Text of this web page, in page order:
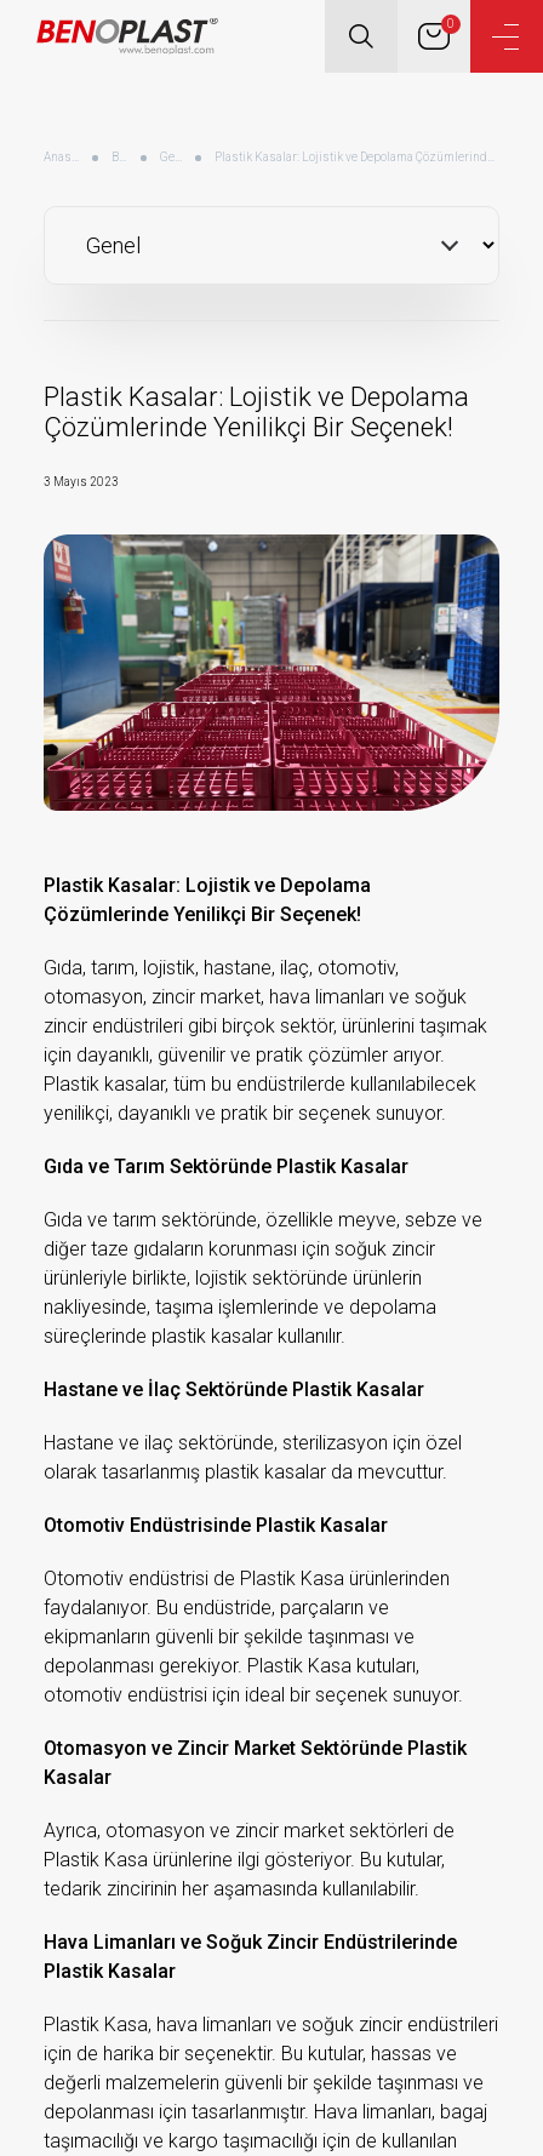
0
Blog Genel
Plastik Kasalar: Lojistik ve Depolama
Çözümlerinde Yenilikçi Bir Seçenek!
3 Mayıs 2023
Plastik Kasalar: Lojistik ve Depolama
Çözümlerinde Yenilikçi Bir Seçenek!
Gıda, tarım, lojistik, hastane, ilaç, otomotiv,
otomasyon, zincir market, hava limanları ve soğuk
zincir endüstrileri gibi birçok sektör, ürünlerini taşımak
için dayanıklı, güvenilir ve pratik çözümler arıyor.
Plastik kasalar, tüm bu endüstrilerde kullanılabilecek
yenilikçi, dayanıklı ve pratik bir seçenek sunuyor.
Gıda ve Tarım Sektöründe Plastik Kasalar
Gıda ve tarım sektöründe, özellikle meyve, sebze ve
diğer taze gıdaların korunması için soğuk zincir
ürünleriyle birlikte, lojistik sektöründe ürünlerin
nakliyesinde, taşıma işlemlerinde ve depolama
süreçlerinde plastik kasalar kullanılır.
Hastane ve İlaç Sektöründe Plastik Kasalar
Hastane ve ilaç sektöründe, sterilizasyon için özel
olarak tasarlanmış plastik kasalar da mevcuttur.
Otomotiv Endüstrisinde Plastik Kasalar
Otomotiv endüstrisi de Plastik Kasa ürünlerinden
faydalanıyor. Bu endüstride, parçaların ve
ekipmanların güvenli bir şekilde taşınması ve
depolanması gerekiyor. Plastik Kasa kutuları,
otomotiv endüstrisi için ideal bir seçenek sunuyor.
Otomasyon ve Zincir Market Sektöründe Plastik
Kasalar
Ayrıca, otomasyon ve zincir market sektörleri de
Plastik Kasa ürünlerine ilgi gösteriyor. Bu kutular,
tedarik zincirinin her aşamasında kullanılabilir.
Hava Limanları ve Soğuk Zincir Endüstrilerinde
Plastik Kasalar
Plastik Kasa, hava limanları ve soğuk zincir endüstrileri
için de harika bir seçenektir. Bu kutular, hassas ve
değerli malzemelerin güvenli bir şekilde taşınması ve
depolanması için tasarlanmıştır. Hava limanları, bagaj
taşımacılığı ve kargo taşımacılığı için de kullanılan